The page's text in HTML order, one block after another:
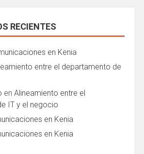
RECIENTES
en Kenia
entre el departamento de
en Alineamiento entre el
IT y el negocio
en Kenia
en Kenia